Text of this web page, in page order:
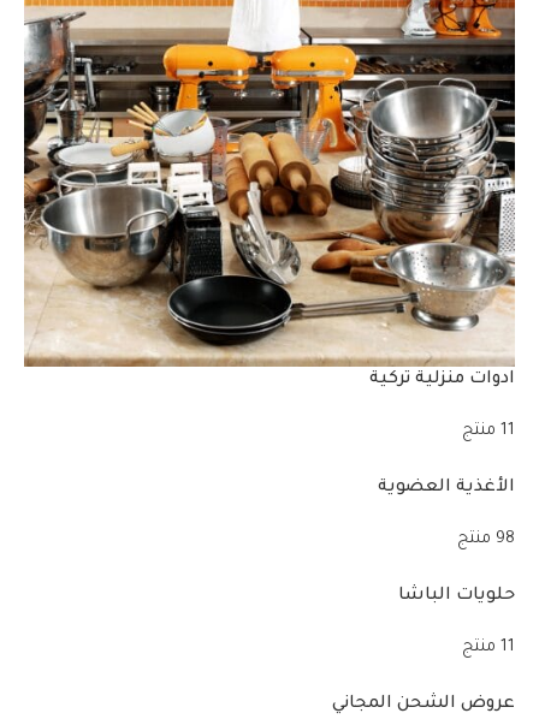
ادوات منزلية تركية
11 منتج
الأغذية العضوية
98 منتج
حلويات الباشا
11 منتج
عروض الشحن المجاني